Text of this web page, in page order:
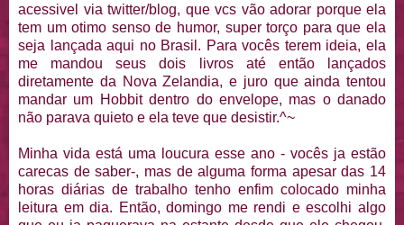
acessivel via twitter/blog, que vcs vão adorar porque ela
tem um otimo senso de humor, super torço para que ela
seja lançada aqui no Brasil. Para vocês terem ideia, ela
me mandou seus dois livros até então lançados
diretamente da Nova Zelandia, e juro que ainda tentou
mandar um Hobbit dentro do envelope, mas o danado
não parava quieto e ela teve que desistir.^~
Minha vida está uma loucura esse ano - vocês ja estão
carecas de saber-, mas de alguma forma apesar das 14
horas diárias de trabalho tenho enfim colocado minha
leitura em dia. Então, domingo me rendi e escolhi algo